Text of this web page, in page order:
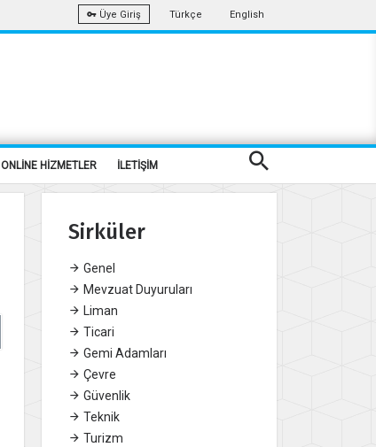
Üye Giriş Türkçe English
ONLİNE HİZMETLER İLETİŞİM
Sirküler
Genel
Mevzuat Duyuruları
Liman
Ticari
Gemi Adamları
Çevre
Güvenlik
Teknik
Turizm